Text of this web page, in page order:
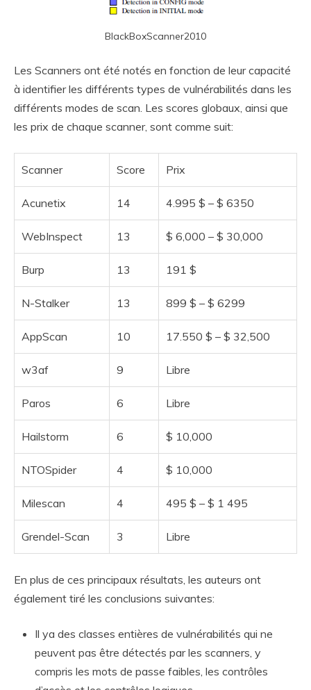
BlackBoxScanner2010
Les Scanners ont été notés en fonction de leur capacité
à identifier les différents types de vulnérabilités dans les
différents modes de scan. Les scores globaux, ainsi que
les prix de chaque scanner, sont comme suit:
Scanner Score Prix
Acunetix 14 4.995 $ – $ 6350
WebInspect 13 $ 6,000 – $ 30,000
Burp 13 191 $
N-Stalker 13 899 $ – $ 6299
AppScan 10 17.550 $ – $ 32,500
w3af 9 Libre
Paros 6 Libre
Hailstorm 6 $ 10,000
NTOSpider 4 $ 10,000
Milescan 4 495 $ – $ 1 495
Grendel-Scan 3 Libre
En plus de ces principaux résultats, les auteurs ont
également tiré les conclusions suivantes:
Il ya des classes entières de vulnérabilités qui ne
peuvent pas être détectés par les scanners, y
compris les mots de passe faibles, les contrôles